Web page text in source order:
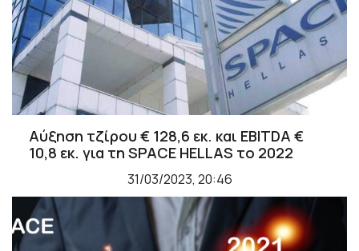
Αύξηση τζίρου € 128,6 εκ. και EBITDA €
10,8 εκ. για τη SPACE HELLAS το 2022
31/03/2023, 20:46